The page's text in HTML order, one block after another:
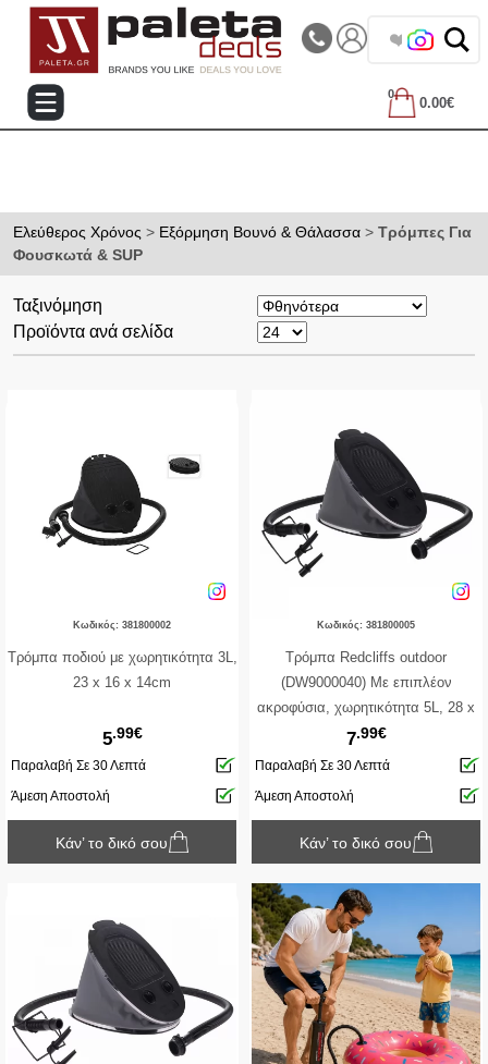
Τηλεφωνικές Παραγγελίες: 2105714144 |||
❤️ Βρες τα
0
0.00€
Ελεύθερος Χρόνος > Εξόρμηση Βουνό & Θάλασσα > Τρόμπες Για
Φουσκωτά & SUP
Ταξινόμηση
Προϊόντα ανά σελίδα
Κωδικός: 381800002
Τρόμπα ποδιού με χωρητικότητα 3L,
23 x 16 x 14cm
5.99€
Παραλαβή Σε 30 Λεπτά
Άμεση Αποστολή
Κάν’ το δικό σου
Κωδικός: 381800005
Τρόμπα Redcliffs outdoor
(DW9000040) Με επιπλέον
ακροφύσια, χωρητικότητα 5L, 28 x
18.5 x 7cm
7.99€
Παραλαβή Σε 30 Λεπτά
Άμεση Αποστολή
Κάν’ το δικό σου